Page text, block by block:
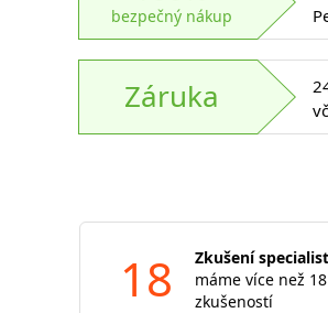
bezpečný nákup
Záruka
18
Zkušení
máme více než
zkušeností